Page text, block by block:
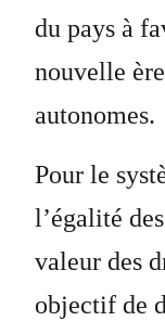
du pays à
nouvelle
autonomes.
Pour le
l’égalité
valeur des
objectif de